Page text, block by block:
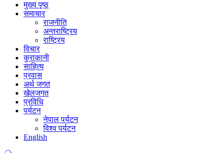
मुख्य पृष्ठ
समाचार
राजनीति
अन्तराष्ट्रिय
राष्ट्रिय
विचार
कुराकानी
साहित्य
प्रवास
अर्थ जगत
खेलजगत
प्रविधि
पर्यटन
नेपाल पर्यटन
विश्व पर्यटन
English